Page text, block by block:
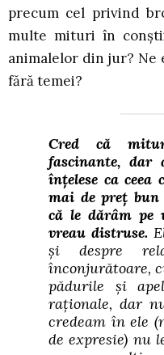
precum cel privind
multe mituri în
animalelor din jur?
fără temei?
Cred că
fascinante,
înțelese ca ceea
mai de preț
că le dărâm pe
vreau distruse.
și despre
înconjurătoare,
pădurile și
raționale, dar
credeam în ele
de expresie) nu